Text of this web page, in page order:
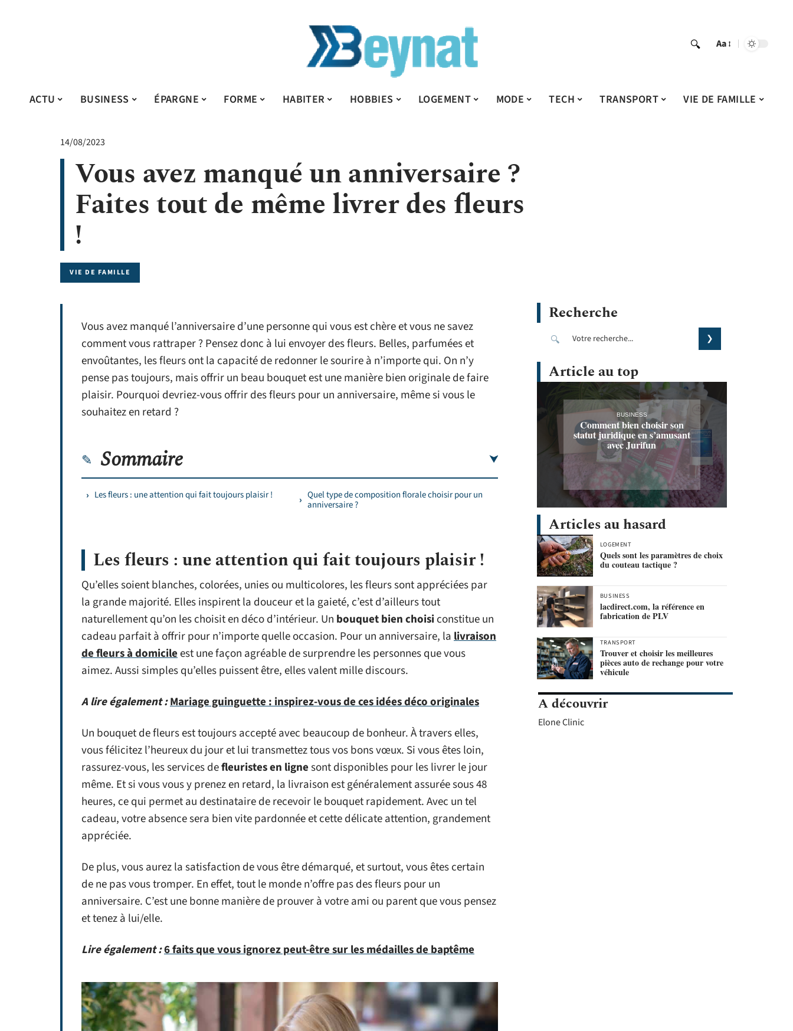
Aa
ACTU BUSINESS ÉPARGNE FORME HABITER HOBBIES LOGEMENT MODE TECH TRANSPORT VIE DE FAMILLE
14/08/2023
Vous avez manqué un anniversaire ?
Faites tout de même livrer des fleurs
!
VIE DE FAMILLE
Vous avez manqué l’anniversaire d’une personne qui vous est chère et vous ne savez
comment vous rattraper ? Pensez donc à lui envoyer des fleurs. Belles, parfumées et
envoûtantes, les fleurs ont la capacité de redonner le sourire à n’importe qui. On n’y
pense pas toujours, mais offrir un beau bouquet est une manière bien originale de faire
plaisir. Pourquoi devriez-vous offrir des fleurs pour un anniversaire, même si vous le
souhaitez en retard ?
Sommaire
Les fleurs : une attention qui fait toujours plaisir !
Quel type de composition florale choisir pour un
anniversaire ?
Les fleurs : une attention qui fait toujours plaisir !
Qu’elles soient blanches, colorées, unies ou multicolores, les fleurs sont appréciées par
la grande majorité. Elles inspirent la douceur et la gaieté, c’est d’ailleurs tout
naturellement qu’on les choisit en déco d’intérieur. Un bouquet bien choisiconstitue un
cadeau parfait à offrir pour n’importe quelle occasion. Pour un anniversaire, lalivraison
de fleurs à domicileest une façon agréable de surprendre les personnes que vous
aimez. Aussi simples qu’elles puissent être, elles valent mille discours.
A lire également :Mariage guinguette : inspirez-vous de ces idées déco originales
Un bouquet de fleurs est toujours accepté avec beaucoup de bonheur. À travers elles,
vous félicitez l’heureux du jour et lui transmettez tous vos bons vœux. Si vous êtes loin,
rassurez-vous, les services defleuristes en lignesont disponibles pour les livrer le jour
même. Et si vous vous y prenez en retard, la livraison est généralement assurée sous 48
heures, ce qui permet au destinataire de recevoir le bouquet rapidement. Avec un tel
cadeau, votre absence sera bien vite pardonnée et cette délicate attention, grandement
appréciée.
De plus, vous aurez la satisfaction de vous être démarqué, et surtout, vous êtes certain
de ne pas vous tromper. En effet, tout le monde n’offre pas des fleurs pour un
anniversaire. C’est une bonne manière de prouver à votre ami ou parent que vous pensez
et tenez à lui/elle.
Lire également :6 faits que vous ignorez peut-être sur les médailles de baptême
Recherche
Article au top
BUSINESS
Comment bien choisir son
statut juridique en s’amusant
avec Jurifun
Articles au hasard
LOGEMENT
Quels sont les paramètres de choix
du couteau tactique ?
BUSINESS
lacdirect.com, la référence en
fabrication de PLV
TRANSPORT
Trouver et choisir les meilleures
pièces auto de rechange pour votre
véhicule
A découvrir
Elone Clinic